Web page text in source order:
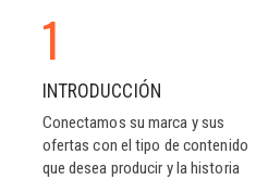
1
INTRODUCCIÓN
Conectamos su marca y sus
ofertas con el tipo de contenido
que desea producir y la historia